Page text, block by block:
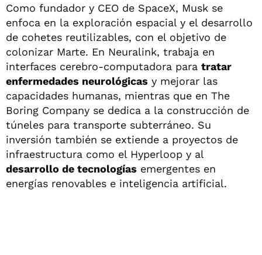
Como fundador y CEO de SpaceX, Musk se
enfoca en la exploración espacial y el desarrollo
de cohetes reutilizables, con el objetivo de
colonizar Marte. En Neuralink, trabaja en
interfaces cerebro-computadora para tratar
enfermedades neurológicas y mejorar las
capacidades humanas, mientras que en The
Boring Company se dedica a la construcción de
túneles para transporte subterráneo. Su
inversión también se extiende a proyectos de
infraestructura como el Hyperloop y al
desarrollo de tecnologías emergentes en
energías renovables e inteligencia artificial.